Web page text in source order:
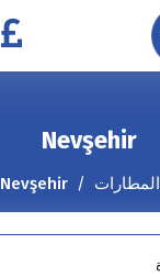
Nevşehir
المطارات Nevşehir